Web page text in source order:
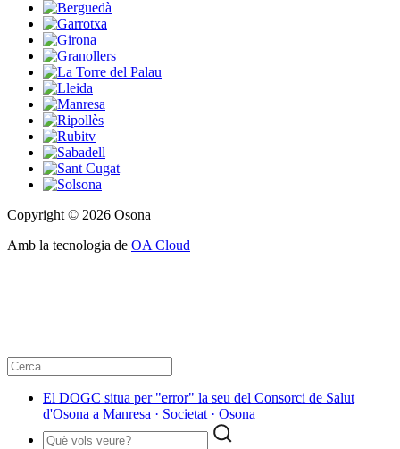
Copyright © 2026 Osona
Amb la tecnologia de OA Cloud
El DOGC situa per "error" la seu del Consorci de Salut
d'Osona a Manresa · Societat · Osona